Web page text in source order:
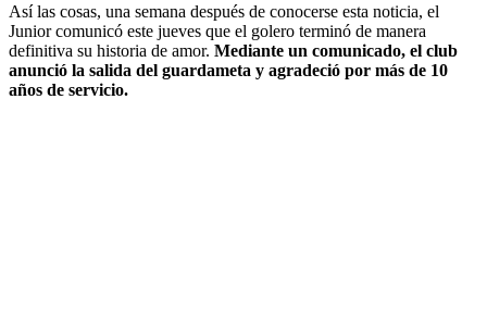
Así las cosas, una semana después de conocerse esta noticia, el
Junior comunicó este jueves que el golero terminó de manera
definitiva su historia de amor. Mediante un comunicado, el club
anunció la salida del guardameta y agradeció por más de 10
años de servicio.